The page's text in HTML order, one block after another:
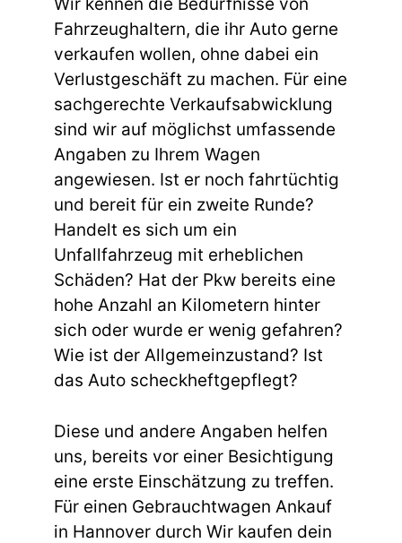
Wir kennen die Bedürfnisse von
Fahrzeughaltern, die ihr Auto gerne
verkaufen wollen, ohne dabei ein
Verlustgeschäft zu machen. Für eine
sachgerechte Verkaufsabwicklung
sind wir auf möglichst umfassende
Angaben zu Ihrem Wagen
angewiesen. Ist er noch fahrtüchtig
und bereit für ein zweite Runde?
Handelt es sich um ein
Unfallfahrzeug mit erheblichen
Schäden? Hat der Pkw bereits eine
hohe Anzahl an Kilometern hinter
sich oder wurde er wenig gefahren?
Wie ist der Allgemeinzustand? Ist
das Auto scheckheftgepflegt?
Diese und andere Angaben helfen
uns, bereits vor einer Besichtigung
eine erste Einschätzung zu treffen.
Für einen Gebrauchtwagen Ankauf
in Hannover durch Wir kaufen dein